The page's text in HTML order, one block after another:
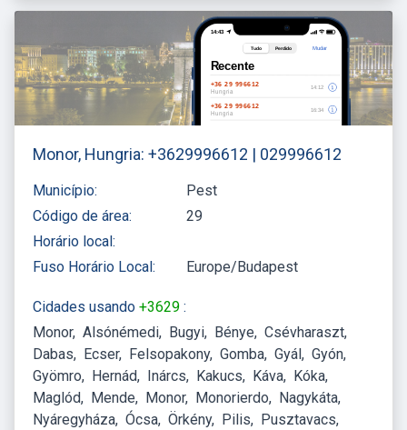
Monor, Hungria: +3629996612 | 029996612
Município:
Pest
Código de área:
29
Horário local:
Fuso Horário Local:
Europe/Budapest
Cidades usando +3629 :
Monor Alsónémedi Bugyi Bénye
Csévharaszt
Dabas
Ecser Felsopakony Gomba Gyál Gyón
Gyömro
Hernád Inárcs Kakucs Káva
Kóka
Maglód
Mende Monor Monorierdo
Nagykáta
Nyáregyháza Ócsa Örkény Pilis
Pusztavacs